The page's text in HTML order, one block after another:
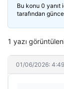
Bu konu 0 yanıt
tarafından
1 yazı
01/06/2026: